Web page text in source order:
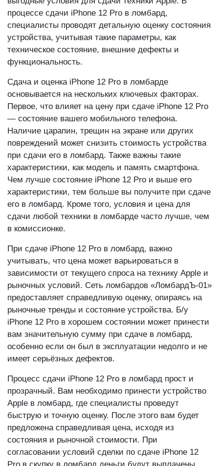
специалисты проводят детальную оценку состояния
устройства, учитывая такие параметры, как
техническое состояние, внешние дефекты и
функциональность.
Сдача и оценка iPhone 12 Pro в ломбарде
Первое, что влияет на цену при сдаче iPhone 12 Pro
— состояние вашего мобильного телефона.
Наличие царапин, трещин на экране или других
повреждений может снизить стоимость устройства
при сдачи его в ломбард. Также важны такие
характеристики, как модель и память смартфона.
Чем лучше состояние iPhone 12 Pro и выше его
характеристики, тем больше вы получите при сдаче
его в ломбард. Кроме того, условия и цена для
сдачи любой техники в ломбарде часто лучше, чем
в комиссионке.
При сдаче iPhone 12 Pro в ломбард, важно
зависимости от текущего спроса на технику Apple и
рыночных условий. Сеть ломбардов «ЛомбардЪ-01»
предоставляет справедливую оценку, опираясь на
рыночные тренды и состояние устройства. Б/у
iPhone 12 Pro в хорошем состоянии может принести
вам значительную сумму при сдаче в ломбард,
особенно если он был в эксплуатации недолго и не
имеет серьёзных дефектов.
Процесс сдачи iPhone 12 Pro в ломбард прост и
Apple в ломбард, где специалисты проведут
быструю и точную оценку. После этого вам будет
предложена справедливая цена, исходя из
состояния и рыночной стоимости. При
согласовании условий сделки по сдаче iPhone 12
Pro в скупку в ломбард деньги будут выплачены
сразу. Наш ломбард гарантирует честную оценку и